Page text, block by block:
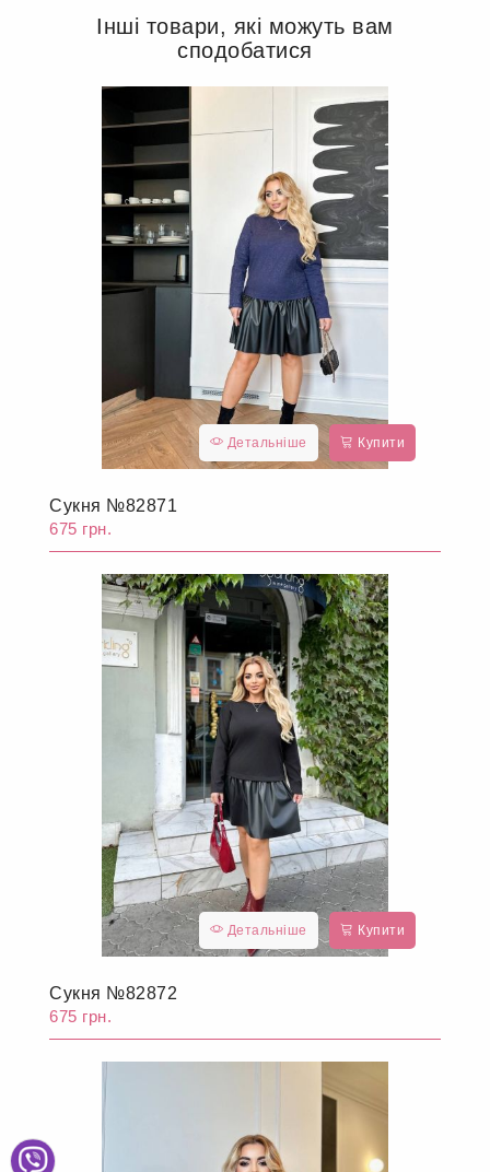
Інші товари, які можуть вам
сподобатися
Детальніше Купити
Сукня №82871
675 грн.
Детальніше Купити
Сукня №82872
675 грн.